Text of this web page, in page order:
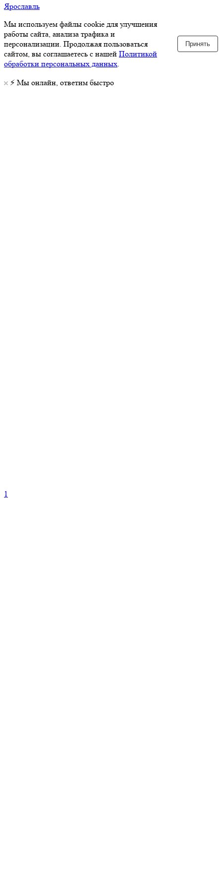
Ярославль
Мы используем файлы cookie для улучшения
работы сайта, анализа трафика и
персонализации. Продолжая пользоваться
сайтом, вы соглашаетесь с нашей Политикой
обработки персональных данных.
Принять
⚡️ Мы онлайн, ответим быстро
1